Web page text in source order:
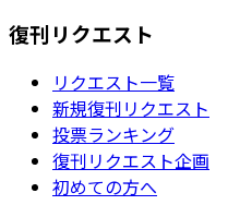
復刊リクエスト
リクエスト一覧
新規復刊リクエスト
投票ランキング
復刊リクエスト企画
初めての方へ